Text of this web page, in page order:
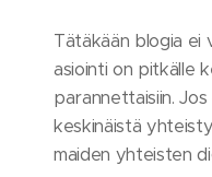
Tätäkään blogia ei
asiointi on pitkälle
parannettaisiin.
keskinäistä
maiden yhteisten